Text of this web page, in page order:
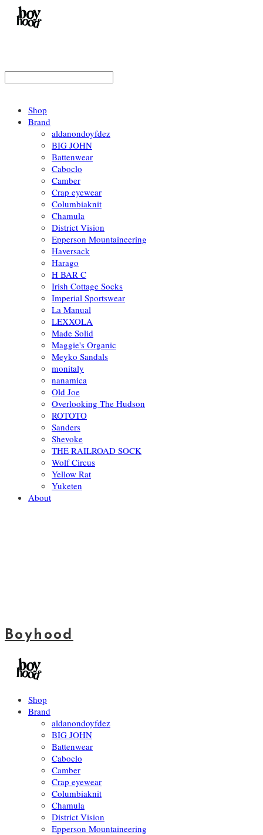
Shop
Brand
aldanondoyfdez
BIG JOHN
Battenwear
Caboclo
Camber
Crap eyewear
Columbiaknit
Chamula
District Vision
Epperson Mountaineering
Haversack
Harago
H BAR C
Irish Cottage Socks
Imperial Sportswear
La Manual
LEXXOLA
Made Solid
Maggie's Organic
Meyko Sandals
monitaly
nanamica
Old Joe
Overlooking The Hudson
ROTOTO
Sanders
Shevoke
THE RAILROAD SOCK
Wolf Circus
Yellow Rat
Yuketen
About
Boyhood
Shop
Brand
aldanondoyfdez
BIG JOHN
Battenwear
Caboclo
Camber
Crap eyewear
Columbiaknit
Chamula
District Vision
Epperson Mountaineering